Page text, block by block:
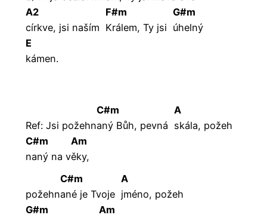
A2
církve, jsi naším
F#m
Králem, Ty jsi
G#m
úhelný
E
kámen.
Ref: Jsi požehn
C#m
aný Bůh, pevná
A
skála, požeh
C#m
naný na v
Am
ěky,
požehn
C#m
ané je Tvoje
A
jméno, požeh
G#m
Am